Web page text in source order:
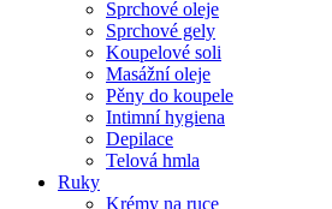
Sprchové oleje
Sprchové gely
Koupelové soli
Masážní oleje
Pěny do koupele
Intimní hygiena
Depilace
Telová hmla
Ruky
Krémy na ruce